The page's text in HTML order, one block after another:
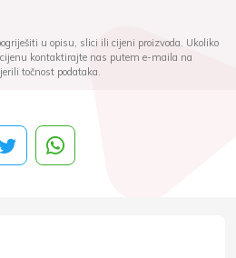
u opisu, slici ili cijeni proizvoda. Ukoliko
kontaktirajte nas putem e-maila na
točnost podataka.